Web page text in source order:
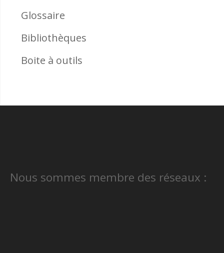
Glossaire
Bibliothèques
Boite à outils
Nous sommes membre des réseaux :